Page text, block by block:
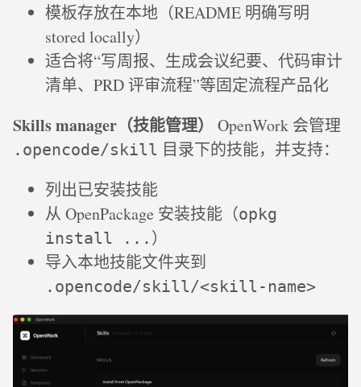
模板存放在本地（README 明确写明
stored locally）
适合将“写周报、生成会议纪要、代码审计
清单、PRD 评审流程”等固定流程产品化
Skills manager（技能管理） OpenWork 会管理
.opencode/skill 目录下的技能，并支持：
列出已安装技能
从 OpenPackage 安装技能（opkg
install ... ）
导入本地技能文件夹到
.opencode/skill/<skill-name>